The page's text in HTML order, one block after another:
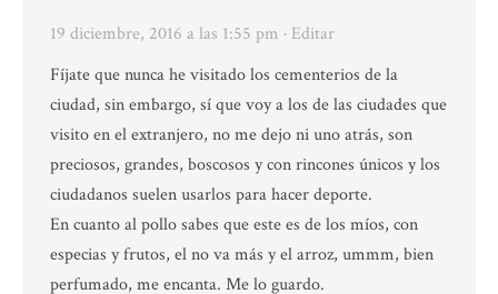
19 diciembre, 2016 a las 1:55 pm · Editar
Fíjate que nunca he visitado los cementerios de la
ciudad, sin embargo, sí que voy a los de las ciudades que
visito en el extranjero, no me dejo ni uno atrás, son
preciosos, grandes, boscosos y con rincones únicos y los
ciudadanos suelen usarlos para hacer deporte.
En cuanto al pollo sabes que este es de los míos, con
especias y frutos, el no va más y el arroz, ummm, bien
perfumado, me encanta. Me lo guardo.